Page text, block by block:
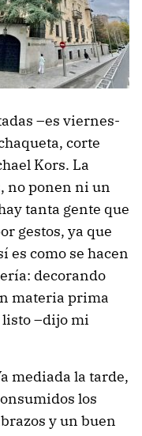
–es viernes-
corte
Kors. La
no ponen ni un
tanta gente que
gestos, ya que
es como se hacen
decorando
materia prima
listo –dijo mi
mediada la tarde,
los
y un buen